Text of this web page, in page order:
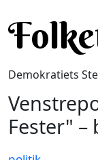
Demokratiets
Fester" –